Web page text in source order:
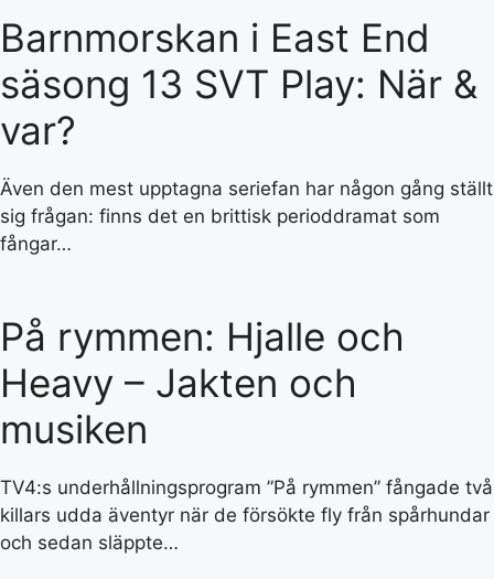
Barnmorskan i East End
säsong 13 SVT Play: När &
var?
Även den mest upptagna seriefan har någon gång ställt
sig frågan: finns det en brittisk perioddramat som
fångar…
På rymmen: Hjalle och
Heavy – Jakten och
musiken
TV4:s underhållningsprogram ”På rymmen” fångade två
killars udda äventyr när de försökte fly från spårhundar
och sedan släppte…